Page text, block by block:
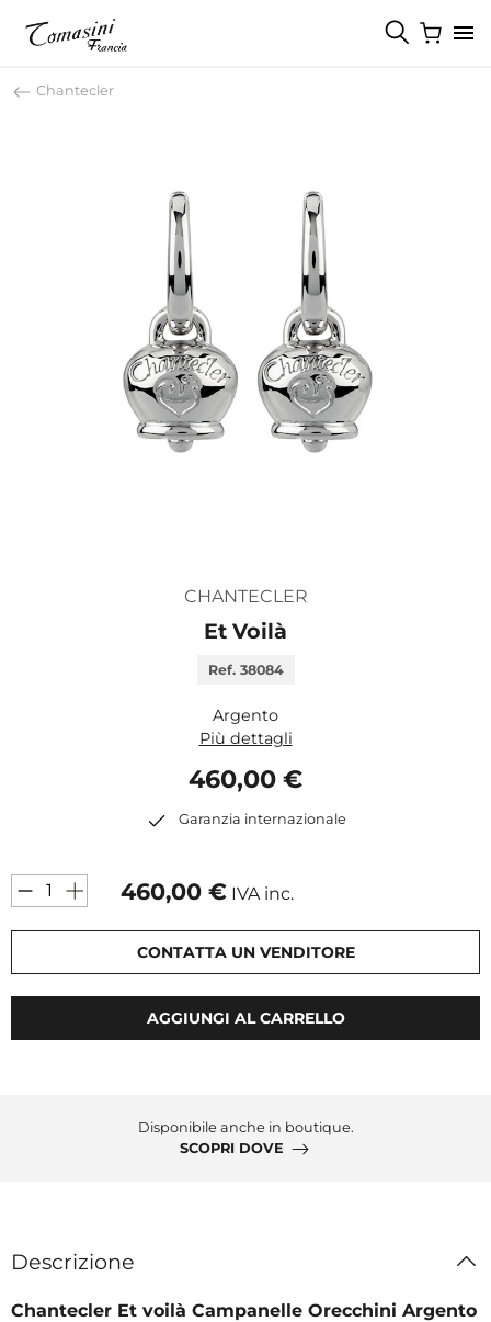
Chantecler
CHANTECLER
Et Voilà
Ref. 38084
Argento
Più dettagli
460,00 €
Garanzia internazionale
460,00 € IVA inc.
CONTATTA UN VENDITORE
AGGIUNGI AL CARRELLO
Disponibile anche in boutique.
SCOPRI DOVE
Descrizione
Chantecler Et voilà Campanelle Orecchini Argento